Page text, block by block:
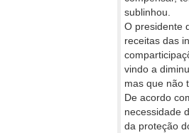
sublinhou.
O presidente
receitas das
vindo a
mas que não
De acordo
necessidade
da proteção